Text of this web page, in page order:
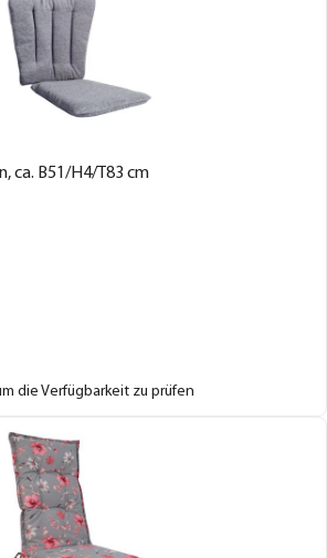
ca. B51/H4/T83 cm
die Verfügbarkeit zu prüfen